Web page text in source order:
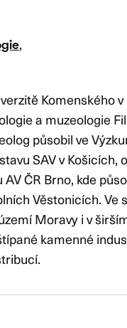
,
Komenského
a muzeologie
působil ve
SAV v Košicích,
ČR Brno, kde
Věstonicích. Ve
Moravy i v
kamenné